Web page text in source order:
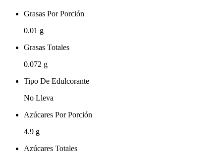
Grasas Por Porción
0.01 g
Grasas Totales
0.072 g
Tipo De Edulcorante
No Lleva
Azúcares Por Porción
4.9 g
Azúcares Totales